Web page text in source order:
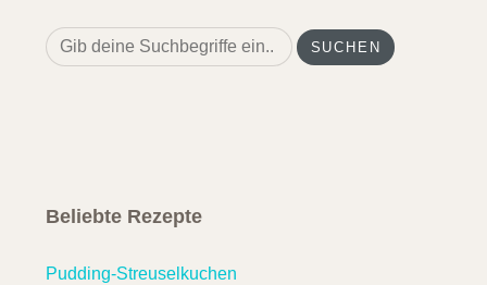
Search
for:
Beliebte Rezepte
Pudding-Streuselkuchen